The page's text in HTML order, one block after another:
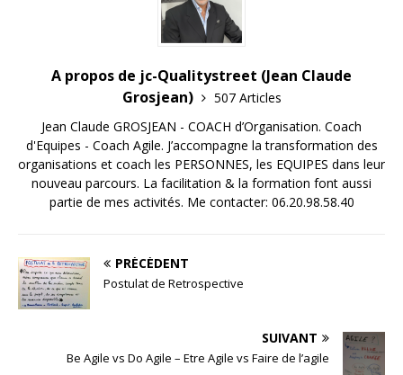
A propos de jc-Qualitystreet (Jean Claude
Grosjean)
507 Articles
Jean Claude GROSJEAN - COACH d’Organisation. Coach
d'Equipes - Coach Agile. J’accompagne la transformation des
organisations et coach les PERSONNES, les EQUIPES dans leur
nouveau parcours. La facilitation & la formation font aussi
partie de mes activités. Me contacter: 06.20.98.58.40
PRÉCÉDENT
Postulat de Retrospective
SUIVANT
Be Agile vs Do Agile – Etre Agile vs Faire de l’agile